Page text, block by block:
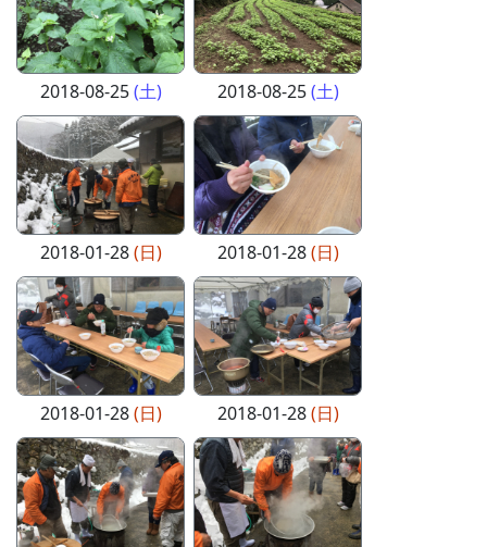
2018-08-25(土) 2018-08-25(土)
2018-01-28(日) 2018-01-28(日)
2018-01-28(日) 2018-01-28(日)